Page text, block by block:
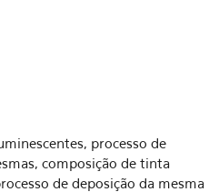
processo de
composição de tinta
de deposição da mesma